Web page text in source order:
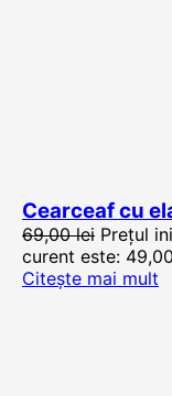
Cearceaf cu
69,00lei Prețul
curent este:
Citește mai mult